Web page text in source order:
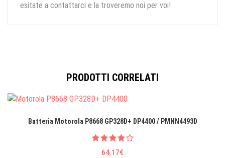
esitate a contattarci e la troveremo noi per voi!
PRODOTTI CORRELATI
Batteria Motorola P8668 GP328D+ DP4400 / PMNN4493D
64.17€